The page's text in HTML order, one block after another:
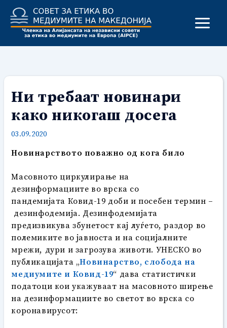
content
Ни требаат новинари
како никогаш досега
03.09.2020
Новинарството поважно од кога било
Масовното циркулирање на
дезинформациите во врска со
пандемијата Ковид-19 доби и посебен термин –
дезинфодемија. Дезинфодемијата
предизвикува збунетост кај луѓето, раздор во
полемиките во јавноста и на социјалните
мрежи, дури и загрозува животи. УНЕСКО во
публикацијата „Новинарство, слобода на
медиумите и Ковид-19“ дава статистички
податоци кои укажуваат на масовното ширење
на дезинформациите во светот во врска со
коронавирусот: